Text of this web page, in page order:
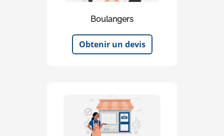
Boulangers
Obtenir un devis